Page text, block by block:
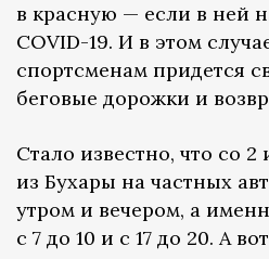
в красную — если в ней
COVID-19. И в этом
спортсменам придется
беговые дорожки и
Стало известно, что со
из Бухары на частных
утром и вечером, а
с 7 до 10 и с 17 до 20. А